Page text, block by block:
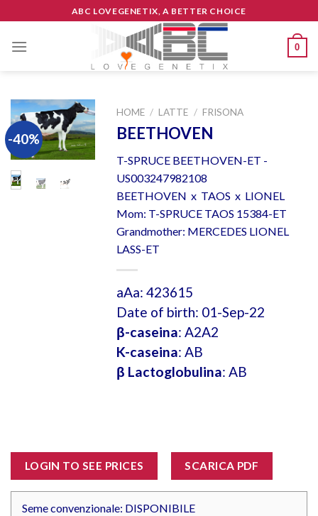
to
content
ABC LOVEGENETIX, A BETTER CHOICE
0
-40%
HOME / LATTE / FRISONA
BEETHOVEN
T-SPRUCE BEETHOVEN-ET -
US003247982108
BEETHOVEN x TAOS x LIONEL
Mom: T-SPRUCE TAOS 15384-ET
Grandmother: MERCEDES LIONEL
LASS-ET
aAa: 423615
Date of birth: 01-Sep-22
β-caseina: A2A2
K-caseina: AB
β Lactoglobulina: AB
LOGIN TO SEE PRICES SCARICA PDF
Seme convenzionale: DISPONIBILE